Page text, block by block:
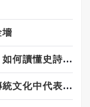
墻
蔡詩萍》看電影《奧德賽》之前，如何讀懂史詩《奧德賽》
林銘聰》「屋頂上的脊獸」，在傳統文化中代表著什麼意涵呢？